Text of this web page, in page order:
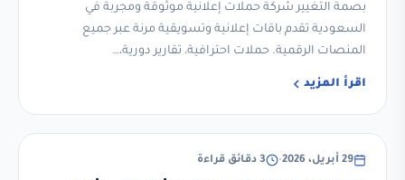
بصمة التغيير شركة حملات إعلانية موثوقة ومجربة في
السعودية تقدم باقات إعلانية وتسويقية مرنة عبر جميع
المنصات الرقمية. حملات احترافية، تقارير دورية،…
اقرأ المزيد
29 أبريل، 2026 • 3 دقائق قراءة